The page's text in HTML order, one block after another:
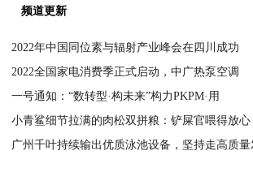
频道更新
2022年中国同位素与辐射产业峰会在四川成功
2022全国家电消费季正式启动，中广热泵空调
一号通知：“数转型·构未来”构力PKPM·用
小青鲨细节拉满的肉松双拼粮：铲屎官喂得放心
广州千叶持续输出优质泳池设备，坚持走高质量